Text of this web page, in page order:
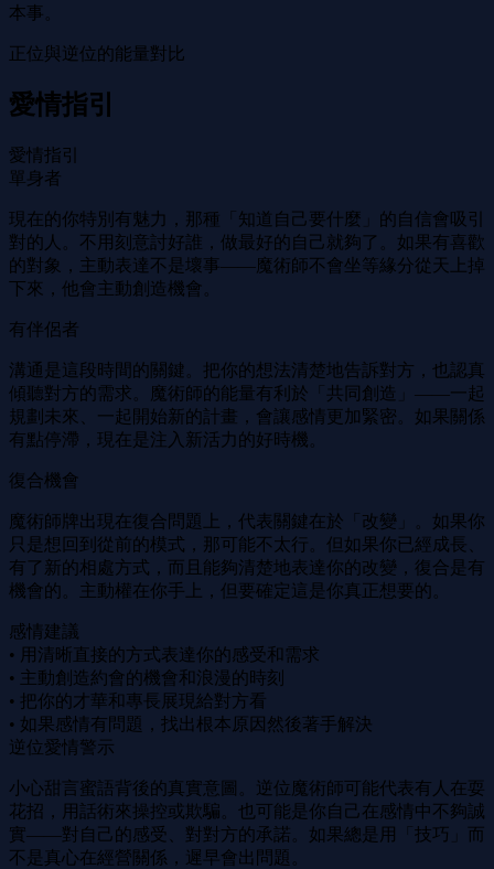
本事。
正位與逆位的能量對比
愛情指引
愛情指引
單身者
現在的你特別有魅力，那種「知道自己要什麼」的自信會吸引
對的人。不用刻意討好誰，做最好的自己就夠了。如果有喜歡
的對象，主動表達不是壞事——魔術師不會坐等緣分從天上掉
下來，他會主動創造機會。
有伴侶者
溝通是這段時間的關鍵。把你的想法清楚地告訴對方，也認真
傾聽對方的需求。魔術師的能量有利於「共同創造」——一起
規劃未來、一起開始新的計畫，會讓感情更加緊密。如果關係
有點停滯，現在是注入新活力的好時機。
復合機會
魔術師牌出現在復合問題上，代表關鍵在於「改變」。如果你
只是想回到從前的模式，那可能不太行。但如果你已經成長、
有了新的相處方式，而且能夠清楚地表達你的改變，復合是有
機會的。主動權在你手上，但要確定這是你真正想要的。
感情建議
• 用清晰直接的方式表達你的感受和需求
• 主動創造約會的機會和浪漫的時刻
• 把你的才華和專長展現給對方看
• 如果感情有問題，找出根本原因然後著手解決
逆位愛情警示
小心甜言蜜語背後的真實意圖。逆位魔術師可能代表有人在耍
花招，用話術來操控或欺騙。也可能是你自己在感情中不夠誠
實——對自己的感受、對對方的承諾。如果總是用「技巧」而
不是真心在經營關係，遲早會出問題。